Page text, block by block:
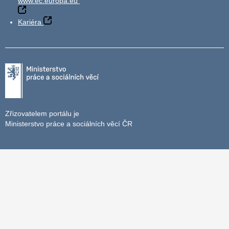
Kariéra
Zřizovatelem portálu je
Ministerstvo práce a sociálních věcí ČR